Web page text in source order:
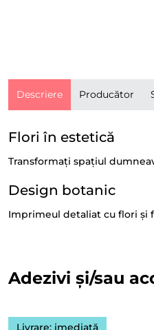
Descriere Producător
Flori în estetică
Transformați spațiul
Design botanic
Imprimeul detaliat cu flori și
Adezivi și/sau
Livrare: imediată